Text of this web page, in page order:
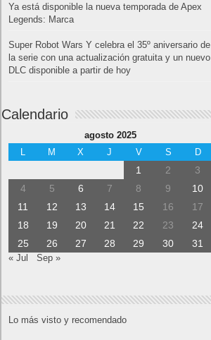
Ya está disponible la nueva temporada de Apex
Legends: Marca
Super Robot Wars Y celebra el 35º aniversario de
la serie con una actualización gratuita y un nuevo
DLC disponible a partir de hoy
Calendario
agosto 2025
L
M X J V S D
1 2
3
4
5 6 7 8 9
10
11
12 13 14 15 16
17
18
19 20 21 22 23
24
25
26 27 28 29 30 31
« Jul Sep »
Lo más visto y recomendado